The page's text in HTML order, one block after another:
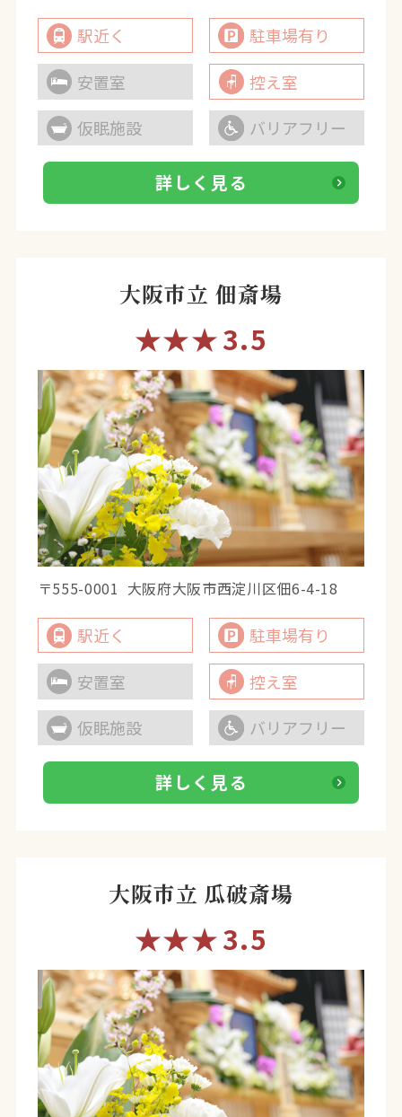
駅近く
駐車場有り
安置室
控え室
仮眠施設
バリアフリー
詳しく見る
大阪市立 佃斎場
★★★3.5
〒555-0001 大阪府大阪市西淀川区佃6-4-18
駅近く
駐車場有り
安置室
控え室
仮眠施設
バリアフリー
詳しく見る
大阪市立 瓜破斎場
★★★3.5